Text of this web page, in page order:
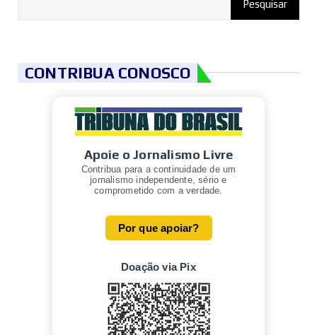
CONTRIBUA CONOSCO
Apoie o Jornalismo Livre
Contribua para a continuidade de um
jornalismo independente, sério e
comprometido com a verdade.
Por que apoiar?
Doação via Pix